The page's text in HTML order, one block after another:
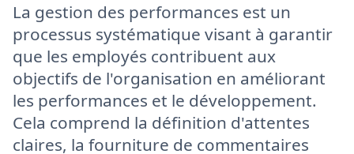
La gestion des performances est un
processus systématique visant à garantir
que les employés contribuent aux
objectifs de l'organisation en améliorant
les performances et le développement.
Cela comprend la définition d'attentes
claires, la fourniture de commentaires